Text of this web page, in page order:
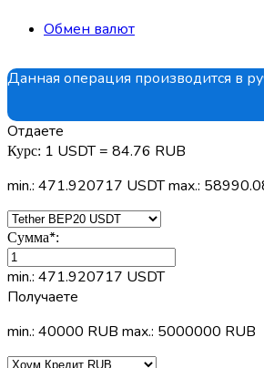
Обмен валют
Данная операция производится в
Отдаете
Курс: 1 USDT = 84.76 RUB
min.: 471.920717 USDTmax.:
Сумма*:
min.: 471.920717 USDT
Получаете
min.: 40000 RUB max.: 5000000 RUB